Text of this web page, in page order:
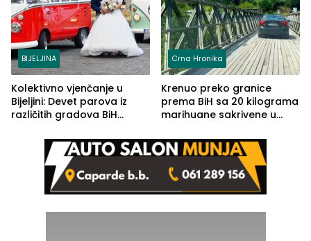
BIJELJINA
Kolektivno vjenčanje u
Bijeljini: Devet parova iz
različitih gradova BiH
Crna Hronika
Krenuo preko granice
prema BiH sa 20 kilograma
marihuane sakrivene u